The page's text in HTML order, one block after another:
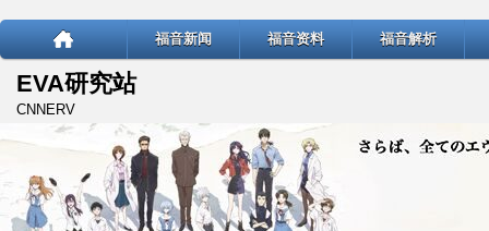
福音新闻 福音资料 福音解析
EVA研究站
CNNERV